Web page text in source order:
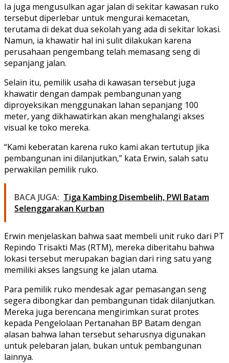
Ia juga mengusulkan agar jalan di sekitar kawasan ruko
tersebut diperlebar untuk mengurai kemacetan,
terutama di dekat dua sekolah yang ada di sekitar lokasi.
Namun, ia khawatir hal ini sulit dilakukan karena
perusahaan pengembang telah memasang seng di
sepanjang jalan.
Selain itu, pemilik usaha di kawasan tersebut juga
khawatir dengan dampak pembangunan yang
diproyeksikan menggunakan lahan sepanjang 100
meter, yang dikhawatirkan akan menghalangi akses
visual ke toko mereka.
“Kami keberatan karena ruko kami akan tertutup jika
pembangunan ini dilanjutkan,” kata Erwin, salah satu
perwakilan pemilik ruko.
BACA JUGA: Tiga Kambing Disembelih, PWI Batam
Selenggarakan Kurban
Erwin menjelaskan bahwa saat membeli unit ruko dari PT
Repindo Trisakti Mas (RTM), mereka diberitahu bahwa
lokasi tersebut merupakan bagian dari ring satu yang
memiliki akses langsung ke jalan utama.
Para pemilik ruko mendesak agar pemasangan seng
segera dibongkar dan pembangunan tidak dilanjutkan.
Mereka juga berencana mengirimkan surat protes
kepada Pengelolaan Pertanahan BP Batam dengan
alasan bahwa lahan tersebut seharusnya digunakan
untuk pelebaran jalan, bukan untuk pembangunan
lainnya.